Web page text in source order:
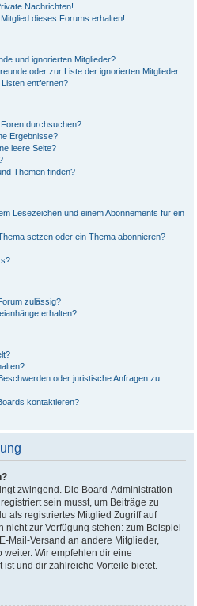
Nachrichten!
dieses Forums erhalten!
und ignorierten Mitglieder?
oder zur Liste der ignorierten Mitglieder
entfernen?
durchsuchen?
Ergebnisse?
leere Seite?
Themen finden?
Lesezeichen und einem Abonnements für ein
setzen oder ein Thema abonnieren?
zulässig?
erhalten?
oder juristische Anfragen zu
kontaktieren?
zwingend. Die Board-Administration
sein musst, um Beiträge zu
als registriertes Mitglied Zugriff auf
zur Verfügung stehen: zum Beispiel
Mail-Versand an andere Mitglieder,
weiter. Wir empfehlen dir eine
und dir zahlreiche Vorteile bietet.